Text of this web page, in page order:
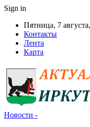
Sign in
Пятница, 7
Контакты
Лента
Карта
Новости -